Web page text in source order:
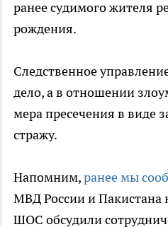
ранее судимого жителя
рождения.
Следственное
дело, а в отношении
мера пресечения в виде
стражу.
Напомним,ранее мы
МВД России и Пакистана
ШОС обсудили